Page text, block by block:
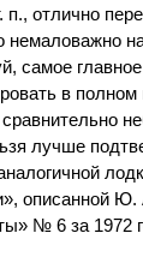
п., отлично
немаловажно
самое
в полном
лучше
описанной
№ 6 за 1972